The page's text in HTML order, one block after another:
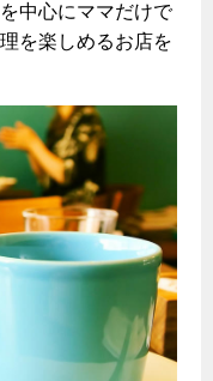
企業情報
中心にママだけで
を楽しめるお店を